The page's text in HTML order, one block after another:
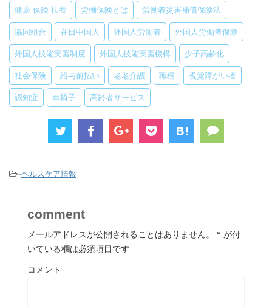
健康 保険 扶養 労働保険とは 労働者災害補償保険法
協同組合 在日中国人 外国人労働者 外国人労働者保険
外国人技能実習制度 外国人技能実習機構 少子高齢化
社会保険 給与前払い 老老介護 職種 視覚障がい者
認知症 車椅子 高齢者サービス
-ヘルスケア情報
comment
メールアドレスが公開されることはありません。 * が付
いている欄は必須項目です
コメント